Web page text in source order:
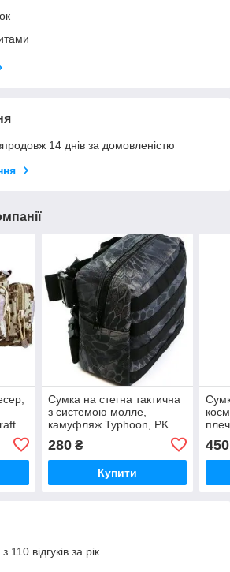
14 днів за домовленістю
Сумка на стегна тактична
з системою молле,
камуфляж Typhoon, PK
280₴
Купити
450
110 відгуків за рік